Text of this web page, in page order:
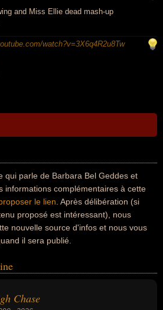
and Miss Ellie dead mash-up
watch?v=3X6q4R2u8Tw
qui parle de Barbara Bel Geddes et
informations complémentaires à cette
le lien . Après délibération (si
proposé est intéressant), nous
nouvelle source d'infos et nous vous
il sera publié.
Chase